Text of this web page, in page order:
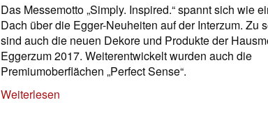
Das Messemotto „Simply. Inspired.“ spannt sich wie
Dach über die Egger-Neuheiten auf der Interzum. Zu
sind auch die neuen Dekore und Produkte der
Eggerzum 2017. Weiterentwickelt wurden auch die
Premiumoberflächen „Perfect Sense“.
Weiterlesen